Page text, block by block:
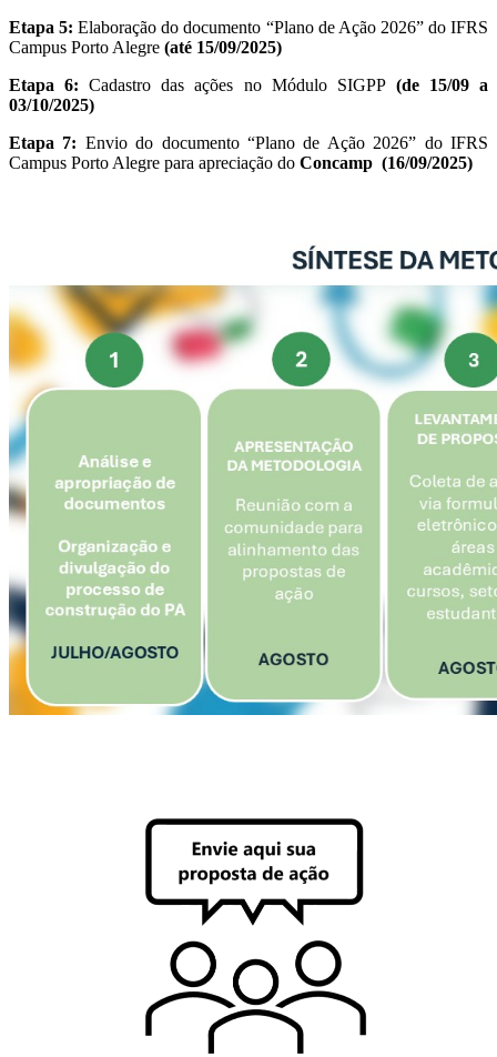
Etapa 5: Elaboração do documento “Plano de Ação 2026” do IFRS
Campus Porto Alegre (até 15/09/2025)
Etapa 6: Cadastro das ações no Módulo SIGPP(de 15/09 a
03/10/2025)
Etapa 7: Envio do documento “Plano de Ação 2026” do IFRS
Campus Porto Alegre para apreciação do Concamp (16/09/2025)